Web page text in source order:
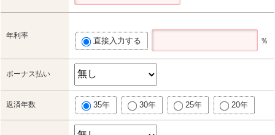
年利率
直接入力する ％
ボーナス払い
返済年数 35年 30年 25年 20年